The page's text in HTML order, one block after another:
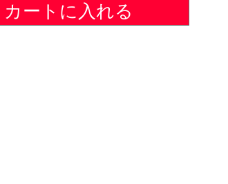
カートに入れる